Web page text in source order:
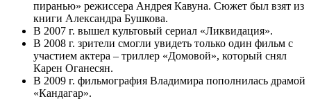
пиранью» режиссера Андрея Кавуна. Сюжет был взят из
книги Александра Бушкова.
В 2007 г. вышел культовый сериал «Ликвидация».
В 2008 г. зрители смогли увидеть только один фильм с
участием актера – триллер «Домовой», который снял
Карен Оганесян.
В 2009 г. фильмография Владимира пополнилась драмой
«Кандагар».